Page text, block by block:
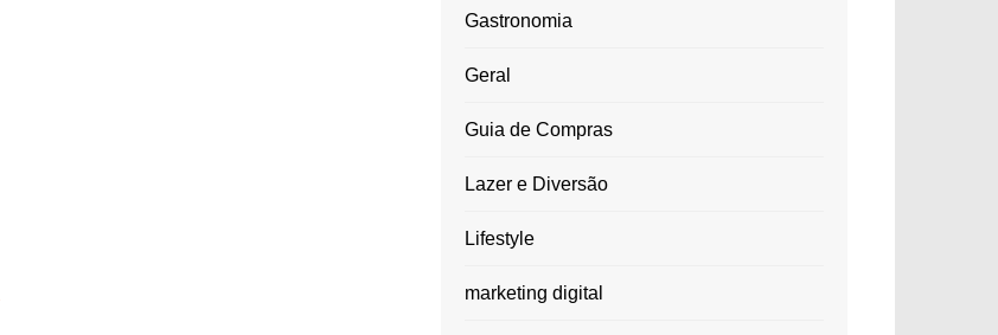
Gastronomia
Geral
Guia de Compras
Lazer e Diversão
Lifestyle
marketing digital